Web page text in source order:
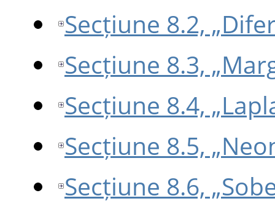
Secțiune 8.2,
Secțiune 8.3,
Secțiune 8.4,
Secțiune 8.5,
Secțiune 8.6,